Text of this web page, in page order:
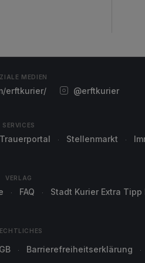
MEDIEN
erftkurier/ @erftkurier
SERVICES
Trauerportal Stellenmarkt
VERLAG
FAQ Stadt Kurier Extra Tipp
Barrierefreiheitserklärung